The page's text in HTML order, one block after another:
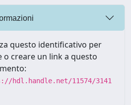
questo identificativo per
o creare un link a questo
hdl.handle.net/11574/3141